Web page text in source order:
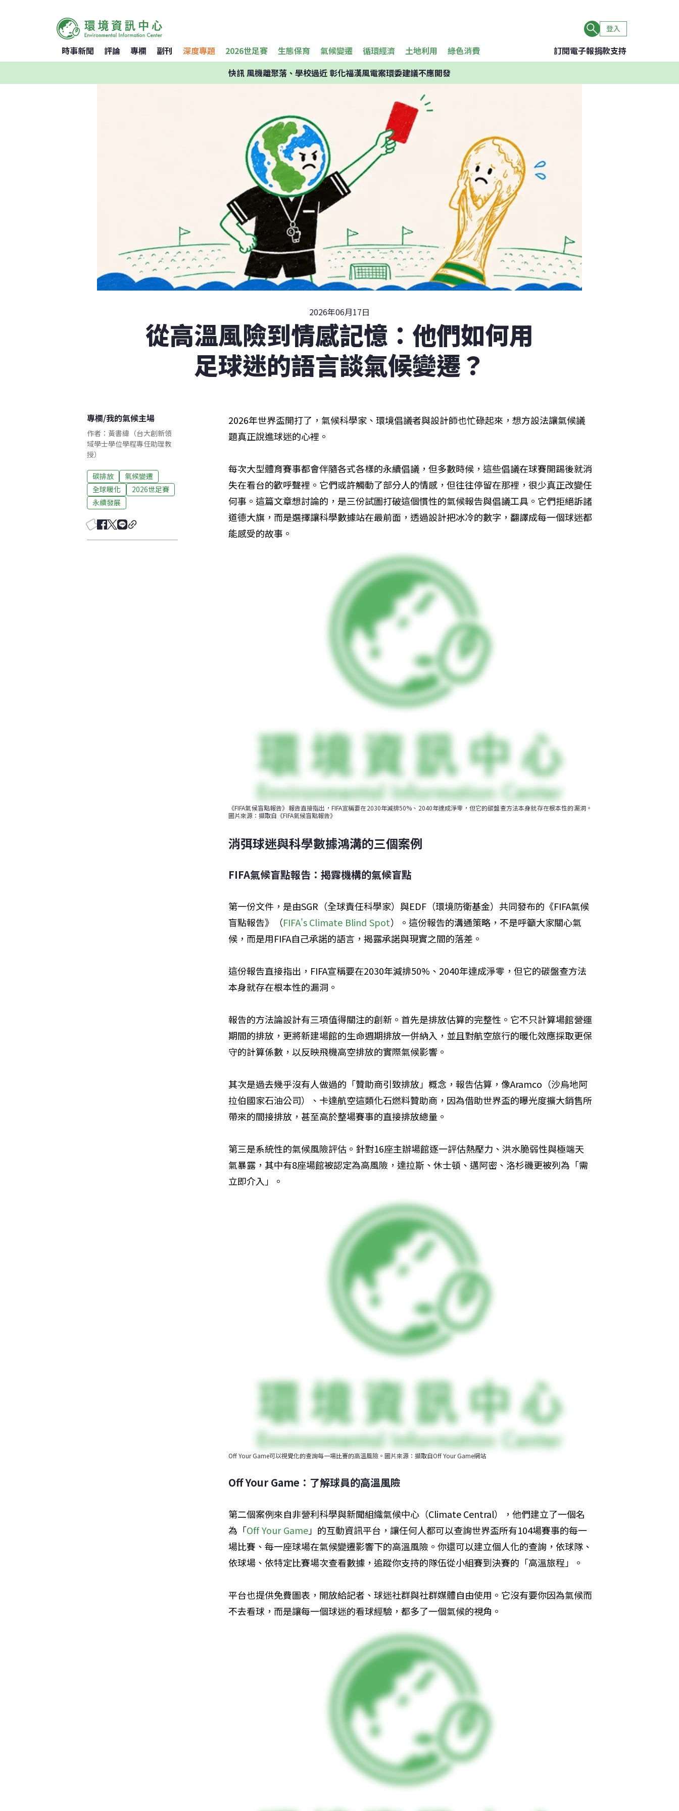
登入
時事新聞 評論 專欄 副刊 深度專題 2026世足賽 生態保育 氣候變遷 循環經濟 土地利用 綠色消費 訂閱電子報捐款支持
快訊風機離聚落、學校過近 彰化福漢風電案環委建議不應開發
2026年06月17日
從高溫風險到情感記憶：他們如何用
足球迷的語言談氣候變遷？
專欄/我的氣候主場
作者：黃書緯（台大創新領
域學士學位學程專任助理教
授）
碳排放
氣候變遷
全球暖化
2026世足賽
永續發展
2026年世界盃開打了，氣候科學家、環境倡議者與設計師也忙碌起來，想方設法讓氣候議
題真正說進球迷的心裡。
每次大型體育賽事都會伴隨各式各樣的永續倡議，但多數時候，這些倡議在球賽開踢後就消
失在看台的歡呼聲裡。它們或許觸動了部分人的情感，但往往停留在那裡，很少真正改變任
何事。這篇文章想討論的，是三份試圖打破這個慣性的氣候報告與倡議工具。它們拒絕訴諸
道德大旗，而是選擇讓科學數據站在最前面，透過設計把冰冷的數字，翻譯成每一個球迷都
能感受的故事。
《FIFA氣候盲點報告》報告直接指出，FIFA宣稱要在2030年減排50%、2040年達成淨零，但它的碳盤查方法本身就存在根本性的漏洞。
圖片來源：擷取自《FIFA氣候盲點報告》
消弭球迷與科學數據鴻溝的三個案例
FIFA氣候盲點報告：揭露機構的氣候盲點
第一份文件，是由SGR（全球責任科學家）與EDF（環境防衛基金）共同發布的《FIFA氣候
盲點報告》（FIFA's Climate Blind Spot）。這份報告的溝通策略，不是呼籲大家關心氣
候，而是用FIFA自己承諾的語言，揭露承諾與現實之間的落差。
這份報告直接指出，FIFA宣稱要在2030年減排50%、2040年達成淨零，但它的碳盤查方法
本身就存在根本性的漏洞。
報告的方法論設計有三項值得關注的創新。首先是排放估算的完整性。它不只計算場館營運
期間的排放，更將新建場館的生命週期排放一併納入，並且對航空旅行的暖化效應採取更保
守的計算係數，以反映飛機高空排放的實際氣候影響。
其次是過去幾乎沒有人做過的「贊助商引致排放」概念，報告估算，像Aramco（沙烏地阿
拉伯國家石油公司）、卡達航空這類化石燃料贊助商，因為借助世界盃的曝光度擴大銷售所
帶來的間接排放，甚至高於整場賽事的直接排放總量。
第三是系統性的氣候風險評估。針對16座主辦場館逐一評估熱壓力、洪水脆弱性與極端天
氣暴露，其中有8座場館被認定為高風險，達拉斯、休士頓、邁阿密、洛杉磯更被列為「需
立即介入」。
Off Your Game可以視覺化的查詢每一場比賽的高溫風險。圖片來源：擷取自Off Your Game網站
Off Your Game：了解球員的高溫風險
第二個案例來自非營利科學與新聞組織氣候中心（Climate Central），他們建立了一個名
為「Off Your Game」的互動資訊平台，讓任何人都可以查詢世界盃所有104場賽事的每一
場比賽、每一座球場在氣候變遷影響下的高溫風險。你還可以建立個人化的查詢，依球隊、
依球場、依特定比賽場次查看數據，追蹤你支持的隊伍從小組賽到決賽的「高溫旅程」。
平台也提供免費圖表，開放給記者、球迷社群與社群媒體自由使用。它沒有要你因為氣候而
不去看球，而是讓每一個球迷的看球經驗，都多了一個氣候的視角。